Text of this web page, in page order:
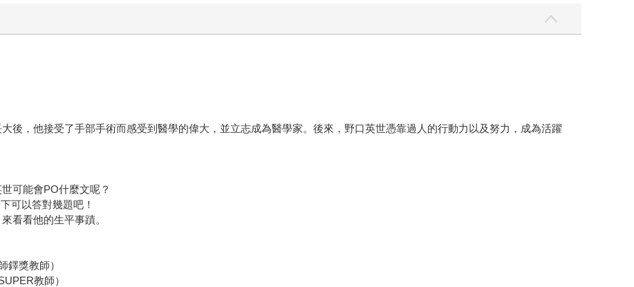
後，他接受了手部手術而感受到醫學的偉大，並立志成為醫學家。後來，野口英世憑靠過人的行動力以及努力，成為活躍
可能會PO什麼文呢？
可以答對幾題吧！
看看他的生平事蹟。
鐸獎教師）
教師）